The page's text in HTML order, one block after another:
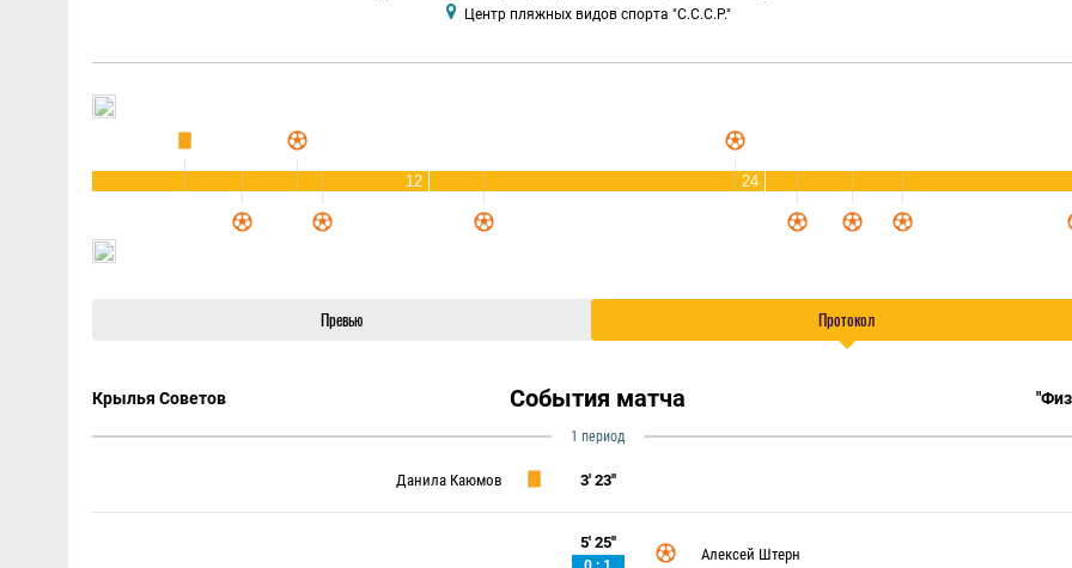
Центр пляжных видов спорта "С.С.С.Р."
12 24
Превью Протокол
Крылья Советов События матча
1 период
Данила Каюмов 3' 23''
5' 25''
Алексей Штерн